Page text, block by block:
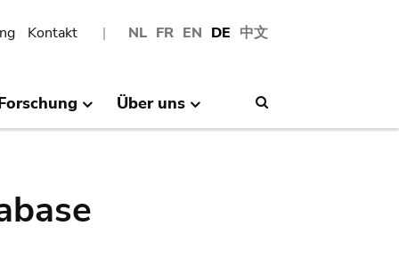
NL FR EN DE 中文
Kontakt
Über uns